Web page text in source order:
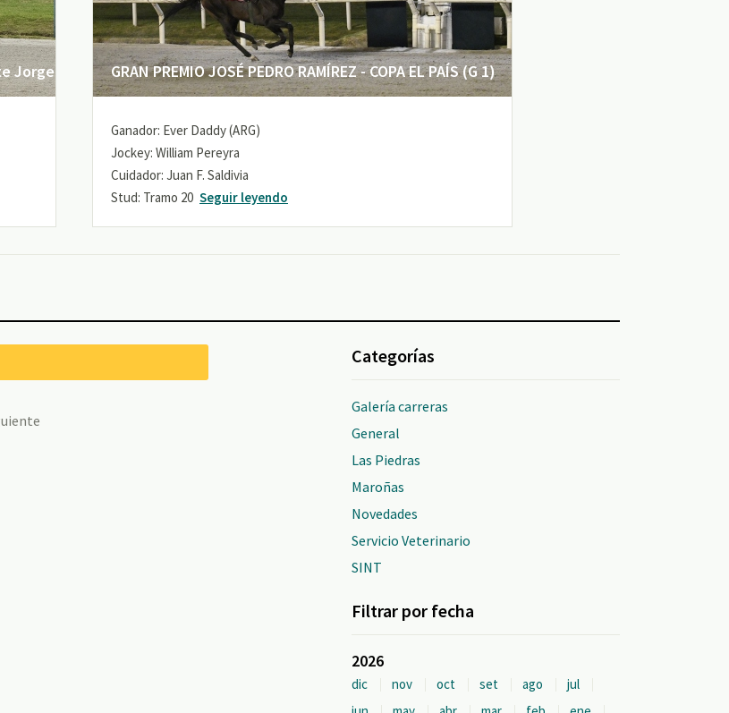
Jorge
GRAN PREMIO JOSÉ PEDRO RAMÍREZ - COPA EL PAÍS (G 1)
Ganador: Ever Daddy (ARG)
Jockey: William Pereyra
Cuidador: Juan F. Saldivia
Stud: Tramo 20 Seguir leyendo
Categorías
Galería carreras
General
Las Piedras
Maroñas
Novedades
Servicio Veterinario
SINT
Filtrar por fecha
2026
dic nov oct set ago
jul